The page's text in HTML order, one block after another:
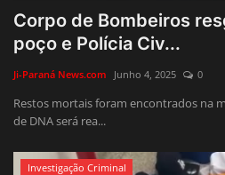
Política
Justiça
Brasil
Educação
Corpo de Bombeiros
poço e Polícia Civ...
Ji-Paraná News.com Junho 4, 2025 0
Restos mortais foram encontrados na
de DNA será rea...
Investigação Criminal